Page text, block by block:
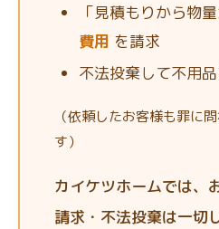
「見積もりから物
費用 を請求
不法投棄して不用
（依頼したお客様も罪に
す）
カイケツホームでは、
請求・不法投棄は一切